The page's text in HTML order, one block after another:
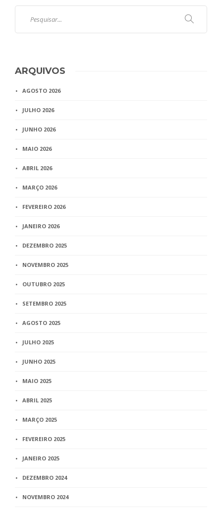
ARQUIVOS
AGOSTO 2026
JULHO 2026
JUNHO 2026
MAIO 2026
ABRIL 2026
MARÇO 2026
FEVEREIRO 2026
JANEIRO 2026
DEZEMBRO 2025
NOVEMBRO 2025
OUTUBRO 2025
SETEMBRO 2025
AGOSTO 2025
JULHO 2025
JUNHO 2025
MAIO 2025
ABRIL 2025
MARÇO 2025
FEVEREIRO 2025
JANEIRO 2025
DEZEMBRO 2024
NOVEMBRO 2024